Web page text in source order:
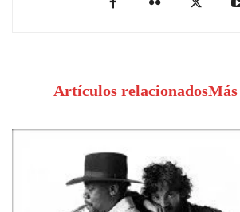
Artículos relacionados